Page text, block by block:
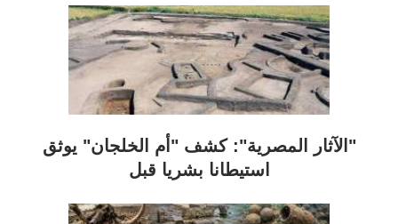
"الآثار المصرية": كشف "أم الخلجان" يوثق
استيطانا بشريا قبل